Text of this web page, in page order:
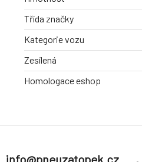
Třída značky
Kategorie vozu
Zesílená
Homologace eshop